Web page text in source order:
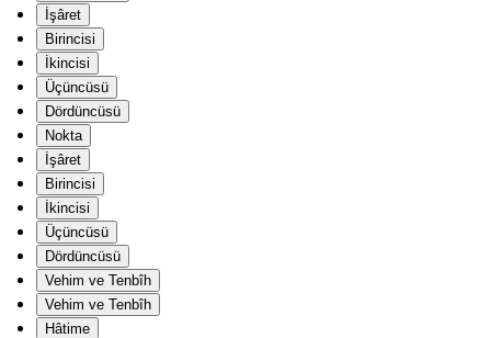
İşâret
Birincisi
İkincisi
Üçüncüsü
Dördüncüsü
Nokta
İşâret
Birincisi
İkincisi
Üçüncüsü
Dördüncüsü
Vehim ve Tenbîh
Vehim ve Tenbîh
Hâtime